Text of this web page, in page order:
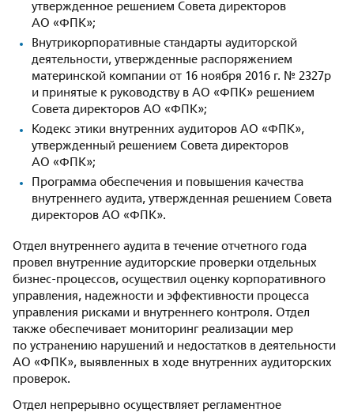
утвержденное решением Совета директоров
АО «ФПК»;
Внутрикорпоративные стандарты аудиторской
деятельности, утвержденные распоряжением
материнской компании от 16 ноября 2016 г. № 2327р
и принятые к руководству в АО «ФПК» решением
Совета директоров АО «ФПК»;
Кодекс этики внутренних аудиторов АО «ФПК»,
утвержденный решением Совета директоров
АО «ФПК»;
Программа обеспечения и повышения качества
внутреннего аудита, утвержденная решением Совета
директоров АО «ФПК».
Отдел внутреннего аудита в течение отчетного года
провел внутренние аудиторские проверки отдельных
бизнес-процессов, осуществил оценку корпоративного
управления, надежности и эффективности процесса
управления рисками и внутреннего контроля. Отдел
также обеспечивает мониторинг реализации мер
по устранению нарушений и недостатков в деятельности
АО «ФПК», выявленных в ходе внутренних аудиторских
проверок.
Отдел непрерывно осуществляет регламентное